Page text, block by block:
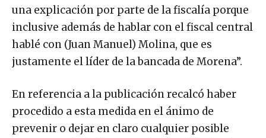
una explicación por parte de la fiscalía porque
inclusive además de hablar con el fiscal central
hablé con (Juan Manuel) Molina, que es
justamente el líder de la bancada de Morena”.
En referencia a la publicación recalcó haber
procedido a esta medida en el ánimo de
prevenir o dejar en claro cualquier posible